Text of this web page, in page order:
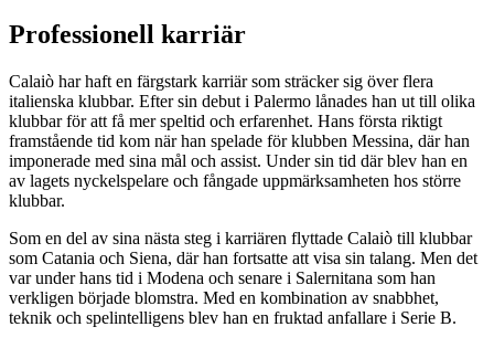
Professionell karriär
Calaiò har haft en färgstark karriär som sträcker sig över flera
italienska klubbar. Efter sin debut i Palermo lånades han ut till olika
klubbar för att få mer speltid och erfarenhet. Hans första riktigt
framstående tid kom när han spelade för klubben Messina, där han
imponerade med sina mål och assist. Under sin tid där blev han en
av lagets nyckelspelare och fångade uppmärksamheten hos större
klubbar.
Som en del av sina nästa steg i karriären flyttade Calaiò till klubbar
som Catania och Siena, där han fortsatte att visa sin talang. Men det
var under hans tid i Modena och senare i Salernitana som han
verkligen började blomstra. Med en kombination av snabbhet,
teknik och spelintelligens blev han en fruktad anfallare i Serie B.